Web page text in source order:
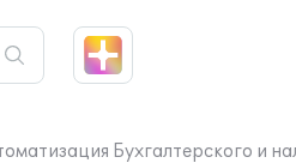
Бухгалтерского и